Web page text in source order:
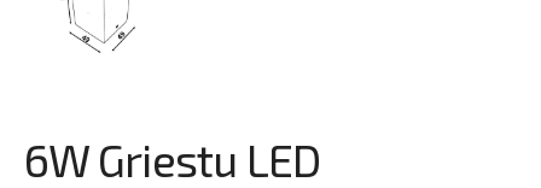
6W Griestu LED